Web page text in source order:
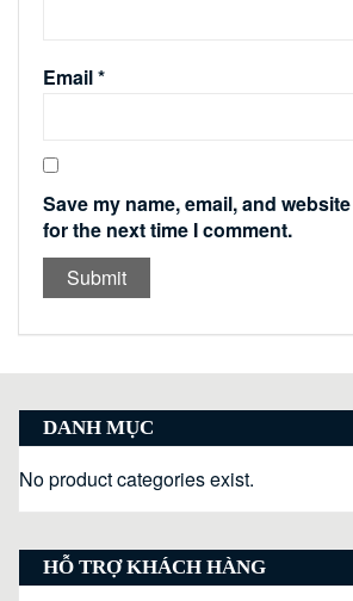
Email*
Save my name, email, and
for the next time I comment.
DANH MỤC
No product categories exist.
HỖ TRỢ KHÁCH HÀNG